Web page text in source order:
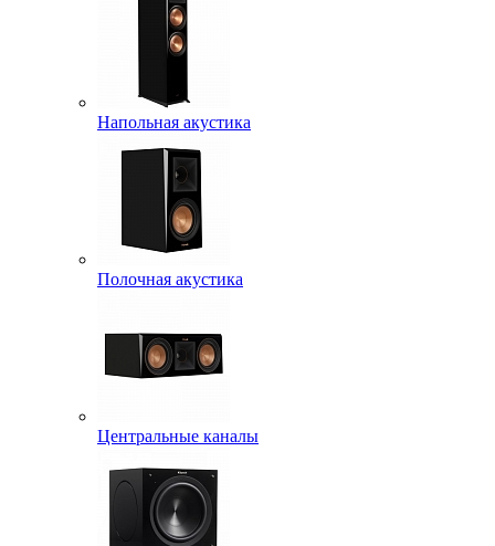
Напольная акустика
Полочная акустика
Центральные каналы